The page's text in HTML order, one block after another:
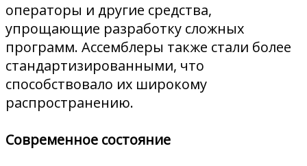
операторы и другие средства,
упрощающие разработку сложных
программ. Ассемблеры также стали более
стандартизированными, что
способствовало их широкому
распространению.
Современное состояние